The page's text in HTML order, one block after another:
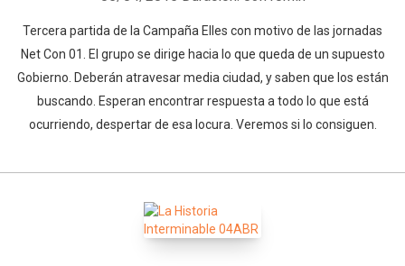
Tercera partida de la Campaña Elles con motivo de las jornadas
Net Con 01. El grupo se dirige hacia lo que queda de un supuesto
Gobierno. Deberán atravesar media ciudad, y saben que los están
buscando. Esperan encontrar respuesta a todo lo que está
ocurriendo, despertar de esa locura. Veremos si lo consiguen.